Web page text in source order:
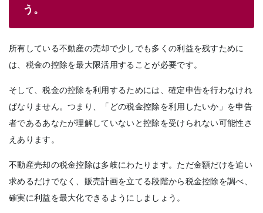
う。
所有している不動産の売却で少しでも多くの利益を残すために
は、税金の控除を最大限活用することが必要です。
そして、税金の控除を利用するためには、確定申告を行わなけれ
ばなりません。つまり、「どの税金控除を利用したいか」を申告
者であるあなたが理解していないと控除を受けられない可能性さ
えあります。
不動産売却の税金控除は多岐にわたります。ただ金額だけを追い
求めるだけでなく、販売計画を立てる段階から税金控除を調べ、
確実に利益を最大化できるようにしましょう。